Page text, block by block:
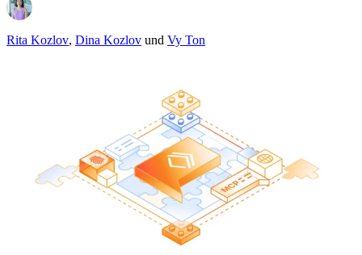
Rita Kozlov, Dina Kozlov und Vy Ton